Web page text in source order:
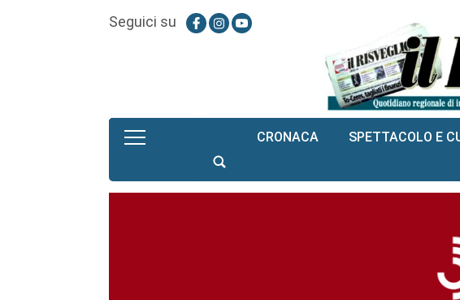
Seguici su
CRONACA SPETTACOLO E